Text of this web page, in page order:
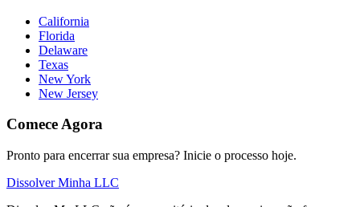
California
Florida
Delaware
Texas
New York
New Jersey
Comece Agora
Pronto para encerrar sua empresa? Inicie o processo hoje.
Dissolver Minha LLC